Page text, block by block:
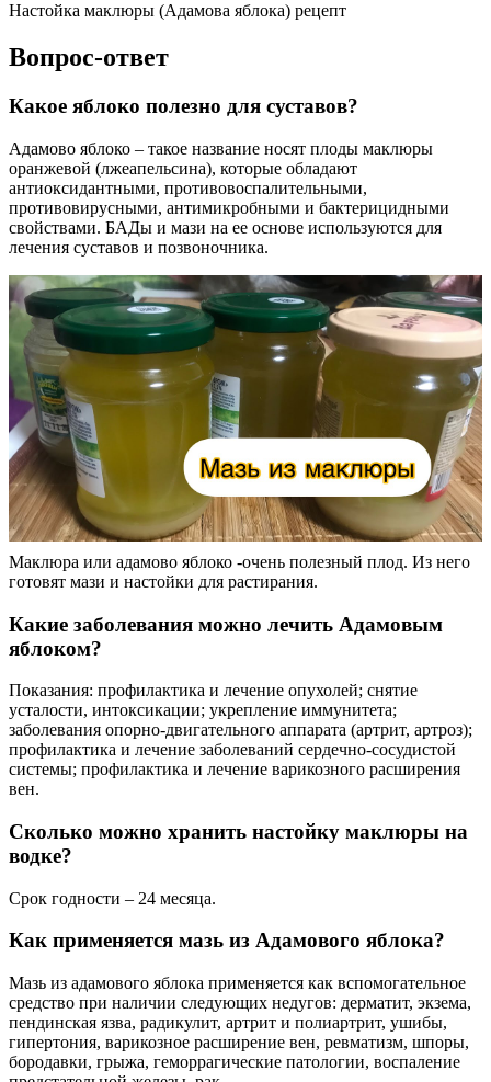
Настойка маклюры (Адамова яблока) рецепт
Вопрос-ответ
Какое яблоко полезно для суставов?
Адамово яблоко – такое название носят плоды маклюры
оранжевой (лжеапельсина), которые обладают
антиоксидантными, противовоспалительными,
противовирусными, антимикробными и бактерицидными
свойствами. БАДы и мази на ее основе используются для
лечения суставов и позвоночника.
Маклюра или адамово яблоко -очень полезный плод. Из него
готовят мази и настойки для растирания.
Какие заболевания можно лечить Адамовым
яблоком?
Показания: профилактика и лечение опухолей; снятие
усталости, интоксикации; укрепление иммунитета;
заболевания опорно-двигательного аппарата (артрит, артроз);
профилактика и лечение заболеваний сердечно-сосудистой
системы; профилактика и лечение варикозного расширения
вен.
Сколько можно хранить настойку маклюры на
водке?
Срок годности – 24 месяца.
Как применяется мазь из Адамового яблока?
Мазь из адамового яблока применяется как вспомогательное
средство при наличии следующих недугов: дерматит, экзема,
пендинская язва, радикулит, артрит и полиартрит, ушибы,
гипертония, варикозное расширение вен, ревматизм, шпоры,
бородавки, грыжа, геморрагические патологии, воспаление